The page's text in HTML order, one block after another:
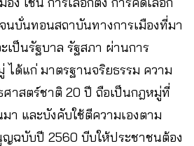
บั่นทอนสถาบันทางการเมืองที่มา
เป็นรัฐบาล รัฐสภา ผ่านการ
ได้แก่ มาตรฐานจริยธรรม ความ
าสตร์ชาติ 20 ปี ถือเป็นกฎหมู่ที่
า และบังคับใช้ตีความเองตาม
ญฉบับปี 2560 บีบให้ประชาชนต้อง